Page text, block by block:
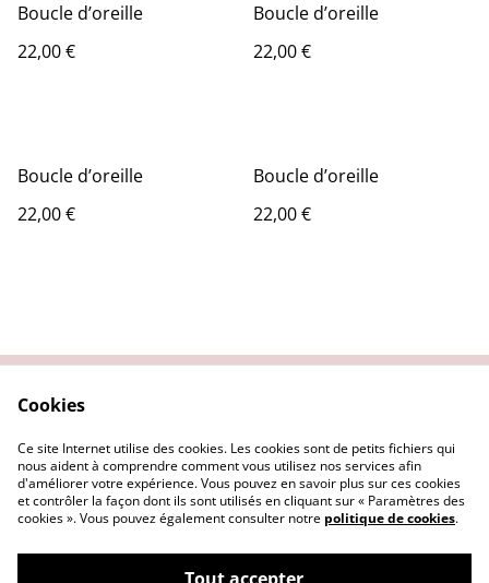
Boucle d’oreille
22,00 €
Boucle d’oreille
22,00 €
Boucle d’oreille
22,00 €
Boucle d’oreille
22,00 €
Politique de
confidentialité
Politique de cookies
Cookies
Ce site Internet utilise des cookies. Les cookies sont de petits fichiers qui
nous aident à comprendre comment vous utilisez nos services afin
d'améliorer votre expérience. Vous pouvez en savoir plus sur ces cookies
et contrôler la façon dont ils sont utilisés en cliquant sur « Paramètres des
cookies ». Vous pouvez également consulter notre politique de cookies.